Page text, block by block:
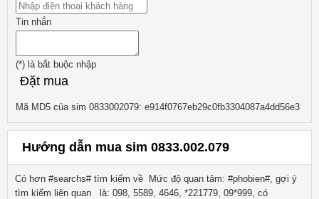
Tin nhắn
(*) là bắt buộc nhập
Đặt mua
Mã MD5 của sim 0833002079: e914f0767eb29c0fb3304087a4dd56e3
Hướng dẫn mua sim 0833.002.079
Có hơn #searchs# tìm kiếm về
Mức độ quan tâm: #phobien#, gợi ý
tìm kiếm liên quan
là: 098, 5589, 4646, *221779, 09*999, có